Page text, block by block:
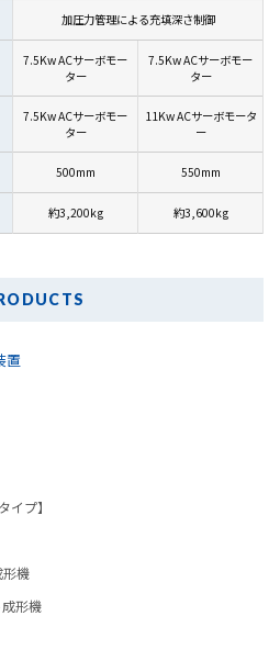
加圧力管理による充填深さ制御
7.5Kw ACサーボモー
ター
7.5Kw ACサーボモー
ター
7.5Kw ACサーボモー
ター
11Kw ACサーボモータ
ー
500mm 550mm
約3,200kg 約3,600kg
置
イプ】
形機
形機